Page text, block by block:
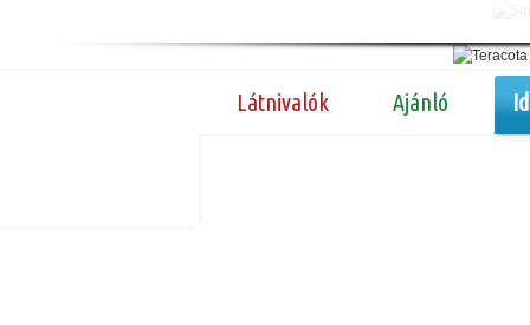
Látnivalók Ajánló